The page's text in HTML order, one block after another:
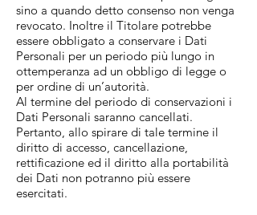
sino a quando detto consenso non venga
revocato. Inoltre il Titolare potrebbe
essere obbligato a conservare i Dati
Personali per un periodo più lungo in
ottemperanza ad un obbligo di legge o
per ordine di un’autorità.
Al termine del periodo di conservazioni i
Dati Personali saranno cancellati.
Pertanto, allo spirare di tale termine il
diritto di accesso, cancellazione,
rettificazione ed il diritto alla portabilità
dei Dati non potranno più essere
esercitati.